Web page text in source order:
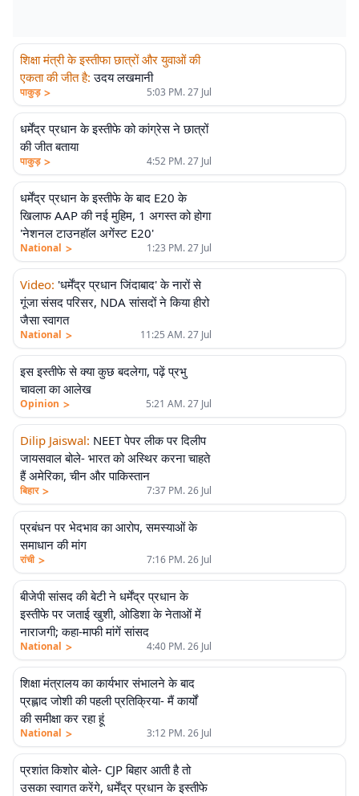
शिक्षा मंत्री के इस्तीफा छात्रों और युवाओं की
एकता की जीत है: उदय लखमानी
पाकुड़ > 5:03 PM. 27 Jul
धर्मेंद्र प्रधान के इस्तीफे को कांग्रेस ने छात्रों
की जीत बताया
पाकुड़ > 4:52 PM. 27 Jul
धर्मेंद्र प्रधान के इस्तीफे के बाद E20 के
खिलाफ AAP की नई मुहिम, 1 अगस्त को होगा
'नेशनल टाउनहॉल अगेंस्ट E20'
National > 1:23 PM. 27 Jul
Video: 'धर्मेंद्र प्रधान जिंदाबाद' के नारों से
गूंजा संसद परिसर, NDA सांसदों ने किया हीरो
जैसा स्वागत
National > 11:25 AM. 27 Jul
इस इस्तीफे से क्या कुछ बदलेगा, पढ़ें प्रभु
चावला का आलेख
Opinion > 5:21 AM. 27 Jul
Dilip Jaiswal: NEET पेपर लीक पर दिलीप
जायसवाल बोले- भारत को अस्थिर करना चाहते
हैं अमेरिका, चीन और पाकिस्तान
बिहार > 7:37 PM. 26 Jul
प्रबंधन पर भेदभाव का आरोप, समस्याओं के
समाधान की मांग
रांची > 7:16 PM. 26 Jul
बीजेपी सांसद की बेटी ने धर्मेंद्र प्रधान के
इस्तीफे पर जताई खुशी, ओडिशा के नेताओं में
नाराजगी; कहा-माफी मांगें सांसद
National > 4:40 PM. 26 Jul
शिक्षा मंत्रालय का कार्यभार संभालने के बाद
प्रह्लाद जोशी की पहली प्रतिक्रिया- मैं कार्यों
की समीक्षा कर रहा हूं
National > 3:12 PM. 26 Jul
प्रशांत किशोर बोले- CJP बिहार आती है तो
उसका स्वागत करेंगे, धर्मेंद्र प्रधान के इस्तीफे